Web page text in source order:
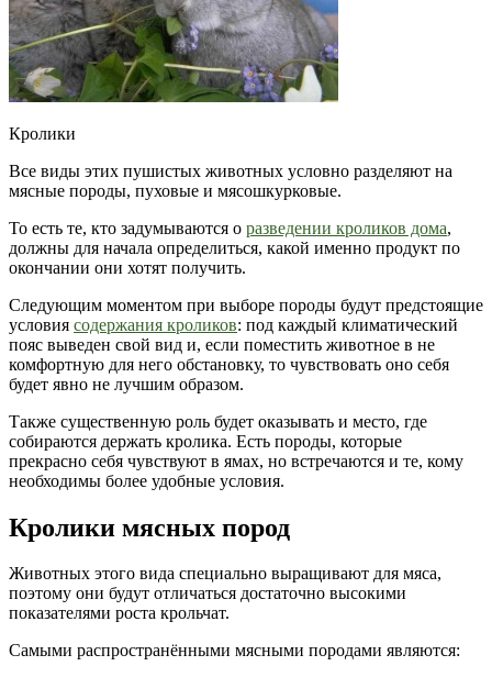
Кролики
Все виды этих пушистых животных условно разделяют на
мясные породы, пуховые и мясошкурковые.
То есть те, кто задумываются о разведении кроликов дома,
должны для начала определиться, какой именно продукт по
окончании они хотят получить.
Следующим моментом при выборе породы будут предстоящие
условия содержания кроликов: под каждый климатический
пояс выведен свой вид и, если поместить животное в не
комфортную для него обстановку, то чувствовать оно себя
будет явно не лучшим образом.
Также существенную роль будет оказывать и место, где
собираются держать кролика. Есть породы, которые
прекрасно себя чувствуют в ямах, но встречаются и те, кому
необходимы более удобные условия.
Кролики мясных пород
Животных этого вида специально выращивают для мяса,
поэтому они будут отличаться достаточно высокими
показателями роста крольчат.
Самыми распространёнными мясными породами являются: